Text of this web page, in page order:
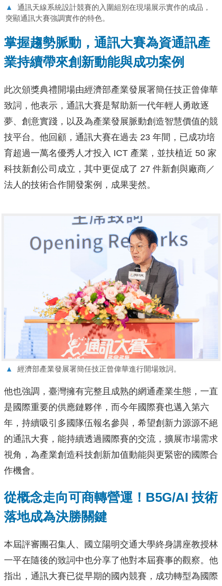
▲
通訊天線系統設計競賽的入圍組別在現場展示實作的成品，
突顯通訊大賽強調實作的特色。
掌握趨勢脈動，通訊大賽為資通訊產
業持續帶來創新動能與成功案例
此次頒獎典禮開場由經濟部產業發展署簡任技正曾偉華
致詞，他表示，通訊大賽是幫助新一代年輕人勇敢逐
夢、創意實踐，以及為產業發展脈動創造智慧價值的競
技平台。他回顧，通訊大賽在過去 23 年間，已成功培
育超過一萬名優秀人才投入 ICT 產業，並扶植近 50 家
科技新創公司成立，其中更促成了 27 件新創與廠商／
法人的技術合作開發案例，成果斐然。
▲ 經濟部產業發展署簡任技正曾偉華進行開場致詞。
他也強調，臺灣擁有完整且成熟的網通產業生態，一直
是國際重要的供應鏈夥伴，而今年國際賽也邁入第六
年，持續吸引多國隊伍報名參與，希望創新力源源不絕
的通訊大賽，能持續透過國際賽的交流，擴展市場需求
視角，為產業創造科技創新加值動能與更緊密的國際合
作機會。
從概念走向可商轉營運！B5G/AI 技術
落地成為決勝關鍵
本屆評審團召集人、國立陽明交通大學終身講座教授林
一平在隨後的致詞中也分享了他對本屆賽事的觀察。他
指出，通訊大賽已從早期的國內競賽，成功轉型為國際